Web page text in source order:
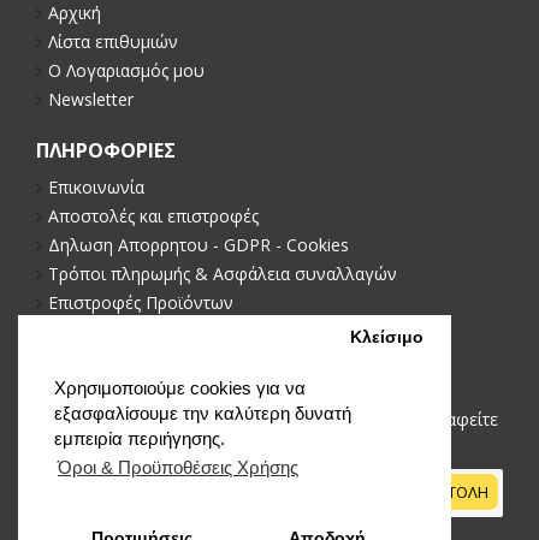
Χρησιμοποιούμε cookies για να
εξασφαλίσουμε την καλύτερη δυνατή
εμπειρία περιήγησης.
Όροι & Προϋποθέσεις Xρήσης
Κλείσιμο
Αρχική
Λίστα επιθυμιών
Ο Λογαριασμός μου
Newsletter
ΠΛΗΡΟΦΟΡΙΕΣ
Επικοινωνία
Αποστολές και επιστροφές
Δηλωση Απορρητου - GDPR - Cookies
Τρόποι πληρωμής & Ασφάλεια συναλλαγών
Επιστροφές Προϊόντων
NEWSLETTER
Μείνετε ενημερωμένοι με νέα και προωθήσεις, εγγραφείτε
στο newsletter μας
ΑΠΟΣΤΟΛΗ